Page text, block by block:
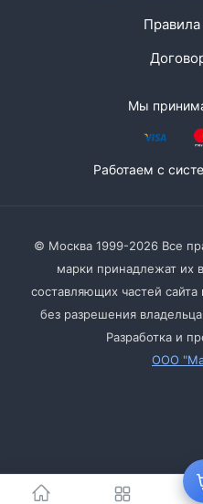
Правила
Мы
Работаем с
© Москва 1999-2026 Все
марки принадлежат их
составляющих частей
без разрешения
Разработка и
ООО